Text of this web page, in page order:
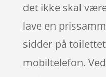
det ikke skal
lave en
sidder på
mobiltelefon.